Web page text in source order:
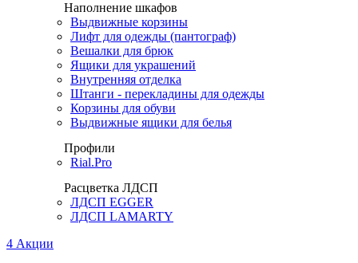
Наполнение шкафов
Выдвижные корзины
Лифт для одежды (пантограф)
Вешалки для брюк
Ящики для украшений
Внутренняя отделка
Штанги - перекладины для одежды
Корзины для обуви
Выдвижные ящики для белья
Профили
Rial.Pro
Расцветка ЛДСП
ЛДСП EGGER
ЛДСП LAMARTY
4 Акции